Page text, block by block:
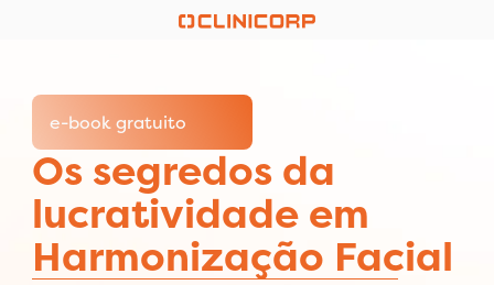
e-book gratuito
Os segredos da
lucratividade em
Harmonização Facial